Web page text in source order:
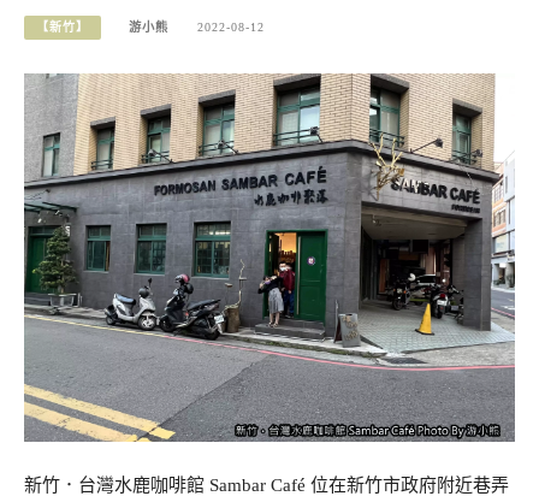
【新竹】 游小熊 2022-08-12
新竹．台灣水鹿咖啡館 Sambar Café 位在新竹市政府附近巷弄